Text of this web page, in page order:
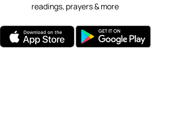
readings, prayers & more